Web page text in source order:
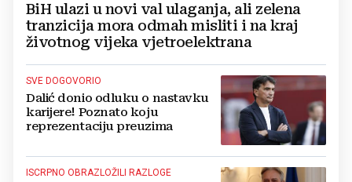
BiH ulazi u novi val ulaganja, ali zelena
tranzicija mora odmah misliti i na kraj
životnog vijeka vjetroelektrana
SVE DOGOVORIO
Dalić donio odluku o nastavku
karijere! Poznato koju
reprezentaciju preuzima
ISCRPNO OBRAZLOŽILI RAZLOGE